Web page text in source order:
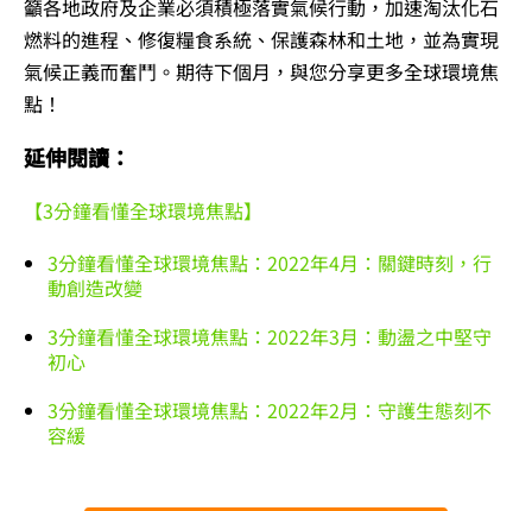
籲各地政府及企業必須積極落實氣候行動，加速淘汰化石
燃料的進程、修復糧食系統、保護森林和土地，並為實現
氣候正義而奮鬥。期待下個月，與您分享更多全球環境焦
點！
延伸閱讀：
【3分鐘看懂全球環境焦點】
3分鐘看懂全球環境焦點：2022年4月：關鍵時刻，行
動創造改變
3分鐘看懂全球環境焦點：2022年3月：動盪之中堅守
初心
3分鐘看懂全球環境焦點：2022年2月：守護生態刻不
容緩